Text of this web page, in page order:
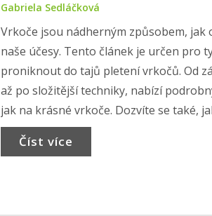
Gabriela Sedláčková
Vrkoče jsou nádherným způsobem, jak
naše účesy. Tento článek je určen pro
proniknout do tajů pletení vrkočů. Od
až po složitější techniky, nabízí
jak na krásné vrkoče. Dozvíte se také,
vlasy, aby byly vaše vrkoče co
Číst více